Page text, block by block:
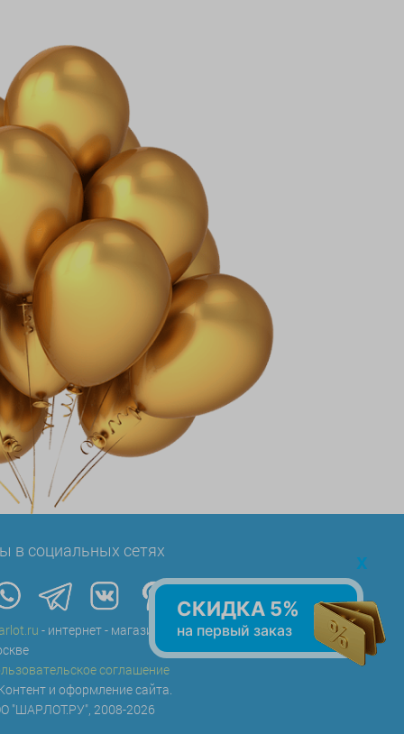
в социальных сетях
- интернет - магазин воздушных шаров в
соглашение
и оформление сайта.
"ШАРЛОТ.РУ", 2008-2026
x
СКИДКА 5%
на первый заказ